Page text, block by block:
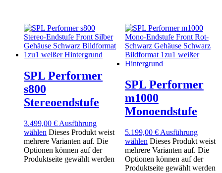
SPL Performer
s800
Stereoendstufe
3.499,00 € Ausführung
wählen Dieses Produkt weist
mehrere Varianten auf. Die
Optionen können auf der
Produktseite gewählt werden
SPL Performer
m1000
Monoendstufe
5.199,00 € Ausführung
wählen Dieses Produkt weist
mehrere Varianten auf. Die
Optionen können auf der
Produktseite gewählt werden